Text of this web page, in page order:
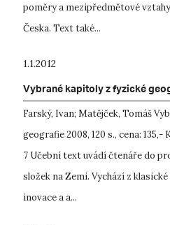
poměry a mezipředmětové
Česka. Text také...
1.1.2012
Vybrané kapitoly z fyzické
Farský, Ivan; Matějček, Tomáš
geografie 2008, 120 s., cena:
7 Učební text uvádí čtenáře do
složek na Zemi. Vychází z
inovace a a...